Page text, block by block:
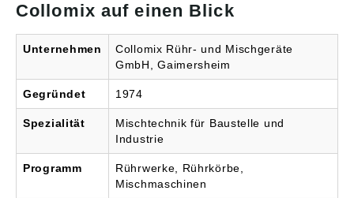
Collomix auf einen Blick
Unternehmen
Collomix Rühr- und Mischgeräte
GmbH, Gaimersheim
Gegründet 1974
Spezialität
Mischtechnik für Baustelle und
Industrie
Programm
Rührwerke, Rührkörbe,
Mischmaschinen